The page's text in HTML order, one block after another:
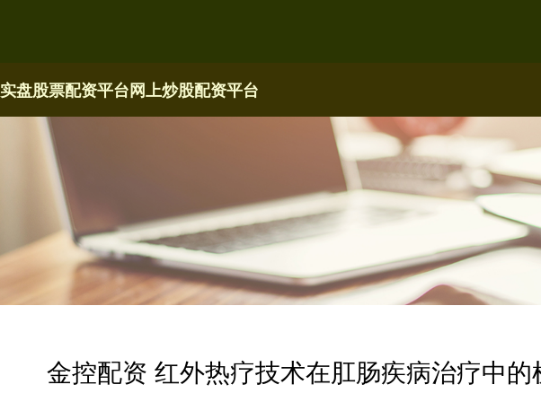
实盘股票配资平台网上炒股配资平台
金控配资 红外热疗技术在肛肠疾病治疗中的